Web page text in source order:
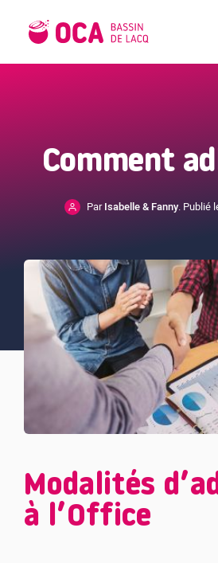
Comment
Par Isabelle & Fanny. Publié
Modalités
à l’Office